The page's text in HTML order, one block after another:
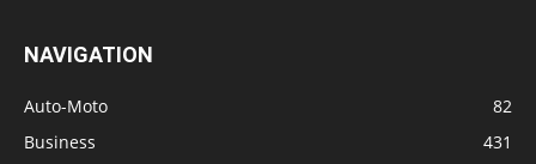
NAVIGATION
Auto-Moto
82
Business
431